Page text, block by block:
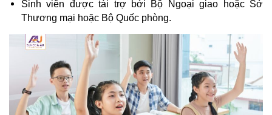
Sinh viên được tài trợ bởi Bộ Ngoại giao hoặc Sở
Thương mại hoặc Bộ Quốc phòng.